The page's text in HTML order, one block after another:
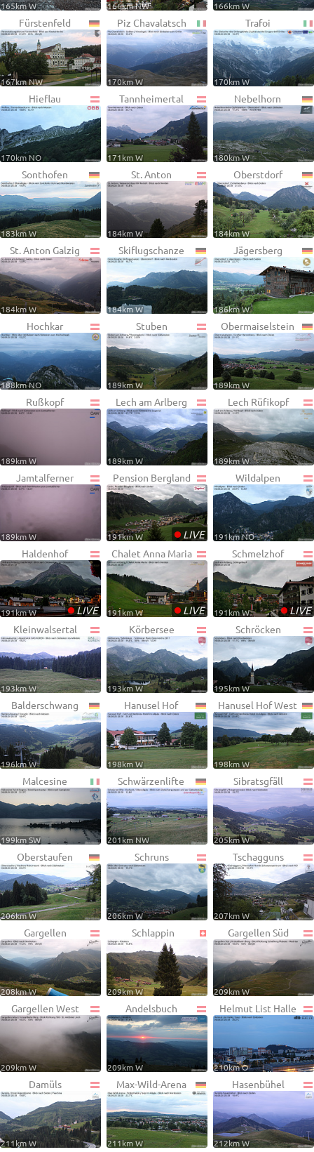
165km W 166km NW 166km W
Fürstenfeld
167km NW
Piz Chavalatsch
170km W
Trafoi
170km W
Hieflau
170km NO
Tannheimertal
171km W
Nebelhorn
180km W
Sonthofen
183km W
St. Anton
184km W
Oberstdorf
184km W
St. Anton Galzig
184km W
Skiflugschanze
184km W
Jägersberg
186km W
Hochkar
188km NO
Stuben
189km W
Obermaiselstein
189km W
Rußkopf
189km W
Lech am Arlberg
189km W
Lech Rüfikopf
189km W
Jamtalferner
189km W
Pension Bergland
•LIVE
191km W
Wildalpen
191km NO
Haldenhof
•LIVE
191km W
Chalet Anna Maria
•LIVE
191km W
Schmelzhof
•LIVE
191km W
Kleinwalsertal
193km W
Körbersee
193km W
Schröcken
195km W
Balderschwang
196km W
Hanusel Hof
198km W
Hanusel Hof West
198km W
Malcesine
199km SW
Schwärzenlifte
201km NW
Sibratsgfäll
205km W
Oberstaufen
206km W
Schruns
206km W
Tschagguns
207km W
Gargellen
208km W
Schlappin
209km W
Gargellen Süd
209km W
Gargellen West
209km W
Andelsbuch
209km W
Helmut List Halle
210km O
Damüls
211km W
Max-Wild-Arena
211km W
Hasenbühel
212km W